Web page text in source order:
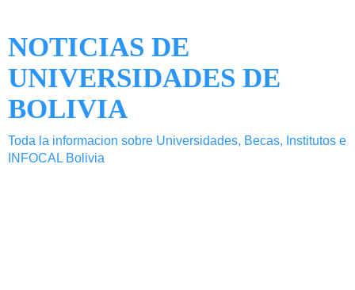
NOTICIAS DE
UNIVERSIDADES DE
BOLIVIA
Toda la informacion sobre Universidades, Becas, Institutos e
INFOCAL Bolivia